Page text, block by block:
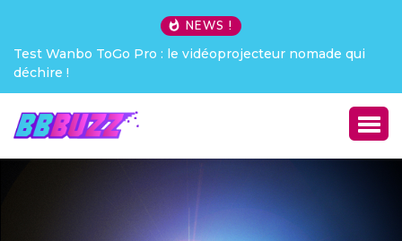
NEWS !
Test Wanbo ToGo Pro : le vidéoprojecteur nomade qui
déchire !